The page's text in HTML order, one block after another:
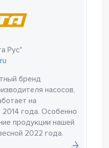
Рус"
бренд
насосов,
на
года. Особенно
продукции нашей
2022 года.